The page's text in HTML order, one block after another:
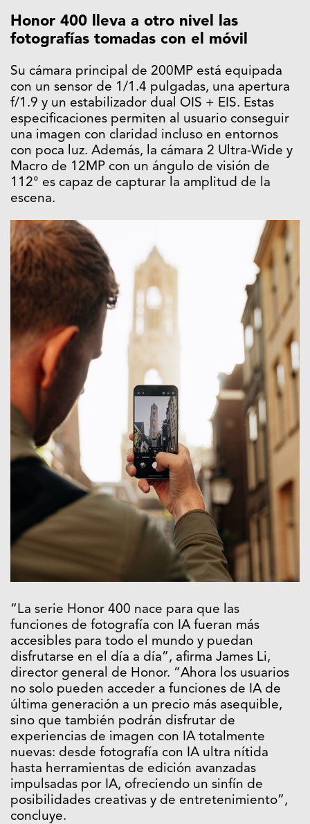
Honor 400 lleva a otro nivel las
fotografías tomadas con el móvil
Su cámara principal de 200MP está equipada
con un sensor de 1/1.4 pulgadas, una apertura
f/1.9 y un estabilizador dual OIS + EIS. Estas
especificaciones permiten al usuario conseguir
una imagen con claridad incluso en entornos
con poca luz. Además, la cámara 2 Ultra-Wide y
Macro de 12MP con un ángulo de visión de
112° es capaz de capturar la amplitud de la
escena.
“La serie Honor 400 nace para que las
funciones de fotografía con IA fueran más
accesibles para todo el mundo y puedan
disfrutarse en el día a día”, afirma James Li,
director general de Honor. “Ahora los usuarios
no solo pueden acceder a funciones de IA de
última generación a un precio más asequible,
sino que también podrán disfrutar de
experiencias de imagen con IA totalmente
nuevas: desde fotografía con IA ultra nítida
hasta herramientas de edición avanzadas
impulsadas por IA, ofreciendo un sinfín de
posibilidades creativas y de entretenimiento”,
concluye.